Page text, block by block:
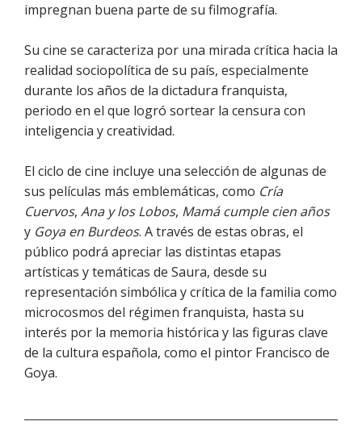
impregnan buena parte de su filmografía.
Su cine se caracteriza por una mirada crítica hacia la
realidad sociopolítica de su país, especialmente
durante los años de la dictadura franquista,
periodo en el que logró sortear la censura con
inteligencia y creatividad.
El ciclo de cine incluye una selección de algunas de
sus películas más emblemáticas, como Cría
Cuervos, Ana y los Lobos, Mamá cumple cien años
y Goya en Burdeos. A través de estas obras, el
público podrá apreciar las distintas etapas
artísticas y temáticas de Saura, desde su
representación simbólica y crítica de la familia como
microcosmos del régimen franquista, hasta su
interés por la memoria histórica y las figuras clave
de la cultura española, como el pintor Francisco de
Goya.